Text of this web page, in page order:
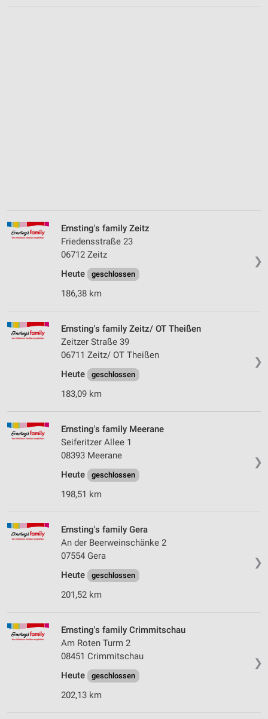
❯
Ernsting's family Zeitz
Friedensstraße 23
06712 Zeitz
Heute
geschlossen
186,38 km
❯
Ernsting's family Zeitz/ OT Theißen
Zeitzer Straße 39
06711 Zeitz/ OT Theißen
Heute
geschlossen
183,09 km
❯
Ernsting's family Meerane
Seiferitzer Allee 1
08393 Meerane
Heute
geschlossen
198,51 km
❯
Ernsting's family Gera
An der Beerweinschänke 2
07554 Gera
Heute
geschlossen
201,52 km
❯
Ernsting's family Crimmitschau
Am Roten Turm 2
08451 Crimmitschau
Heute
geschlossen
202,13 km